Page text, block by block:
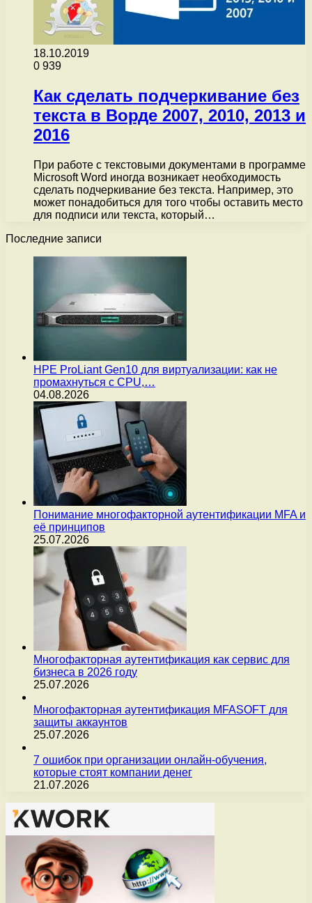
18.10.2019
0 939
Как сделать подчеркивание без
текста в Ворде 2007, 2010, 2013 и
2016
При работе с текстовыми документами в программе
Microsoft Word иногда возникает необходимость
сделать подчеркивание без текста. Например, это
может понадобиться для того чтобы оставить место
для подписи или текста, который…
Последние записи
HPE ProLiant Gen10 для виртуализации: как не
промахнуться с CPU,…
04.08.2026
Понимание многофакторной аутентификации MFA и
её принципов
25.07.2026
Многофакторная аутентификация как сервис для
бизнеса в 2026 году
25.07.2026
Многофакторная аутентификация MFASOFT для
защиты аккаунтов
25.07.2026
7 ошибок при организации онлайн-обучения,
которые стоят компании денег
21.07.2026